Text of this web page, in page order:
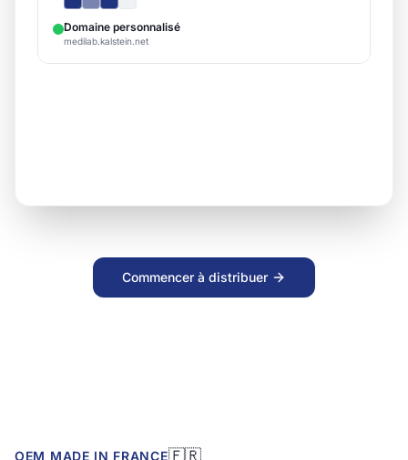
Kalstein
BioTech X500
BioTech
Commencer à distribuer